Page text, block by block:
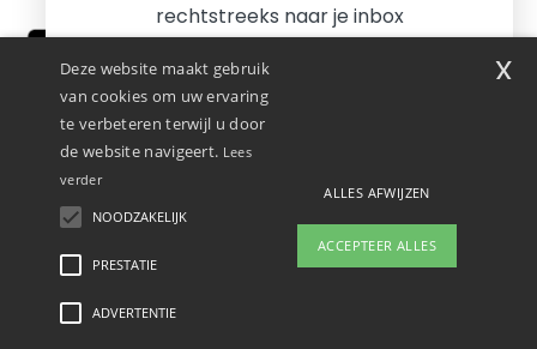
Zekeringstraat 46, 1014BT Amsterdam - VAT NL 005596191B03 - KvK
Dit is GEEN retouradres. Voor retourzending, zie hier
Wettelijke bepalingen
Deze website maakt gebruik
van cookies om uw ervaring
te verbeteren terwijl u door
de website navigeert. Lees
verder
NOODZAKELIJK
PRESTATIE
ADVERTENTIE
ALLES AFWIJZEN
ACCEPTEER ALLES
x
rechtstreeks naar je inbox
Ja, ik wil minder betalen!
Nee bedankt, ik wil meer betalen.